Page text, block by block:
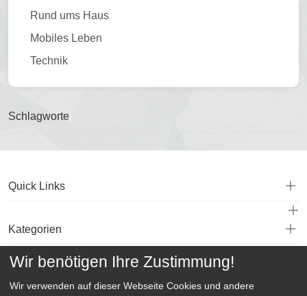
Rund ums Haus
Mobiles Leben
Technik
Schlagworte
Quick Links
Kategorien
Wir benötigen Ihre Zustimmung!
Wir verwenden auf dieser Webseite Cookies und andere